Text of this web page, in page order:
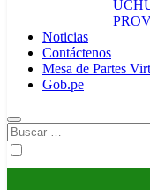
Noticias
Contáctenos
Mesa de Partes
Gob.pe
Buscar: